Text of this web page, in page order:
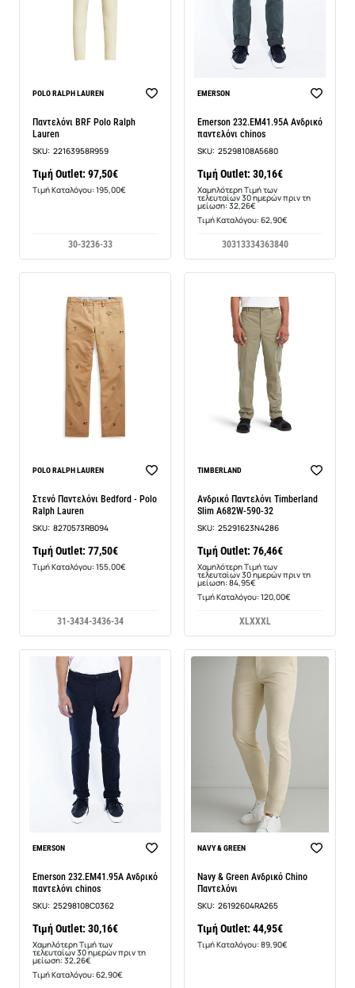
POLO RALPH LAUREN
Παντελόνι BRF Polo Ralph
Lauren
SKU: 22163958R959
Τιμή Outlet: 97,50€
Τιμή Καταλόγου: 195,00€
30-3236-33
-7%
EMERSON
Emerson 232.EM41.95A Ανδρικό
παντελόνι chinos
SKU: 25298108A5680
Τιμή Outlet: 30,16€
Χαμηλότερη Τιμή των
τελευταίων 30 ημερών πριν τη
μείωση: 32,26€
Τιμή Καταλόγου: 62,90€
30313334363840
POLO RALPH LAUREN
Στενό Παντελόνι Bedford - Polo
Ralph Lauren
SKU: 8270573RB094
Τιμή Outlet: 77,50€
Τιμή Καταλόγου: 155,00€
31-3434-3436-34
-10%
TIMBERLAND
Ανδρικό Παντελόνι Timberland
Slim A682W-590-32
SKU: 25291623N4286
Τιμή Outlet: 76,46€
Χαμηλότερη Τιμή των
τελευταίων 30 ημερών πριν τη
μείωση: 84,95€
Τιμή Καταλόγου: 120,00€
XLXXXL
-7%
EMERSON
Emerson 232.EM41.95A Ανδρικό
παντελόνι chinos
SKU: 25298108C0362
Τιμή Outlet: 30,16€
Χαμηλότερη Τιμή των
τελευταίων 30 ημερών πριν τη
μείωση: 32,26€
Τιμή Καταλόγου: 62,90€
NAVY & GREEN
Navy & Green Ανδρικό Chino
Παντελόνι
SKU: 26192604RA265
Τιμή Outlet: 44,95€
Τιμή Καταλόγου: 89,90€